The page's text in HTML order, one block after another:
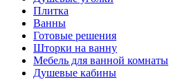
Плитка
Ванны
Готовые решения
Шторки на ванну
Мебель для ванной комнаты
Душевые кабины